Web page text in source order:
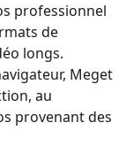
professionnel
de
longs.
Meget
au
provenant des